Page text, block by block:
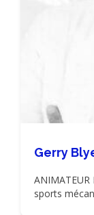
Gerry
sports